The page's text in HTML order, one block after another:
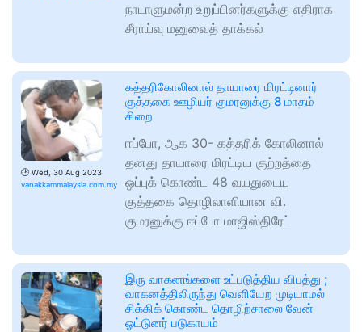
நாடாளுமன்ற உறுப்பினர்களுக்கு எதிராக
சீராய்வு மனுவைத் தாக்கல்
🕑 Wed, 30 Aug 2023
vanakkammalaysia.com.my
கத்தரிகோலினால் தாயாரை மிரட்டினார்
குத்தகை ஊழியர் குமரனுக்கு 8 மாதம்
சிறை
ஈப்போ, ஆக 30- கத்தரிக் கோலினால்
தனது தாயாரை மிரட்டிய குற்றத்தை
ஒப்புக் கொண்ட 48 வயதுடைய
குத்தகை தொழிலாளியான வி.
குமரனுக்கு ஈப்போ மாஜிஸ்திரேட்
இரு வாகனங்களை உட்படுத்திய விபத்து ;
வாகனத்திலிருந்து வெளியேற முடியாமல்
சிக்கிக் கொண்ட தொழிற்சாலை வேன்
ஓட்டுனர் படுகாயம்